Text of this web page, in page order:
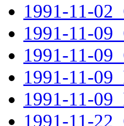
1991-11-
1991-11-
1991-11-
1991-11-
1991-11-
1991-11-